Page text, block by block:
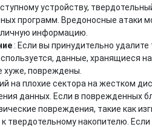
устройству,
программ. Вредоносные атаки
личную информацию.
: Если вы принудительно
данные, хранящиеся
хуже, повреждены.
на плохие сектора на жестком
данных. Если в поврежденных
повреждения, такие как
твердотельному накопителю.